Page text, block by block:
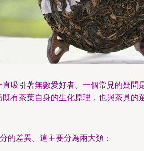
吸引著無數愛好者。一個常見的疑問
有茶葉自身的生化原理，也與茶具的
的差異。這主要分為兩大類：